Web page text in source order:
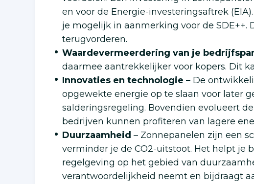
en voor de Energie-investeringsaftrek
je mogelijk in aanmerking voor de
terugvorderen.
Waardevermeerdering van je
daarmee aantrekkelijker voor kopers. Dit
Innovaties en technologie – De
opgewekte energie op te slaan voor later
salderingsregeling. Bovendien evolueert
bedrijven kunnen profiteren van lagere
Duurzaamheid – Zonnepanelen zijn een
verminder je de CO2-uitstoot. Het helpt je
regelgeving op het gebied van
verantwoordelijkheid neemt en bijdraagt